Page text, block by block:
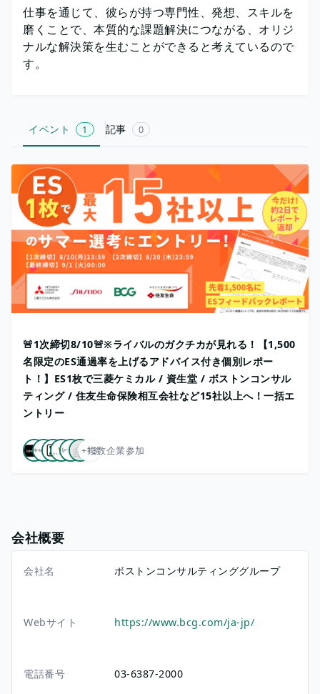
仕事を通じて、彼らが持つ専門性、発想、スキルを
磨くことで、本質的な課題解決につながる、オリジ
ナルな解決策を生むことができると考えているので
す。
イベント 1 記事 0
🚨1次締切8/10🚨※ライバルのガクチカが見れる！【1,500
名限定のES通過率を上げるアドバイス付き個別レポー
ト！】ES1枚で三菱ケミカル / 資生堂 / ボストンコンサル
ティング / 住友生命保険相互会社など15社以上へ！一括エ
ントリー
+13
複数企業参加
会社概要
会社名 ボストンコンサルティンググループ
Webサイト https://www.bcg.com/ja-jp/
電話番号 03-6387-2000